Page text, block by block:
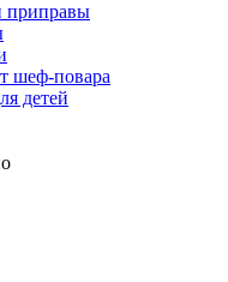
приправы
шеф-повара
детей